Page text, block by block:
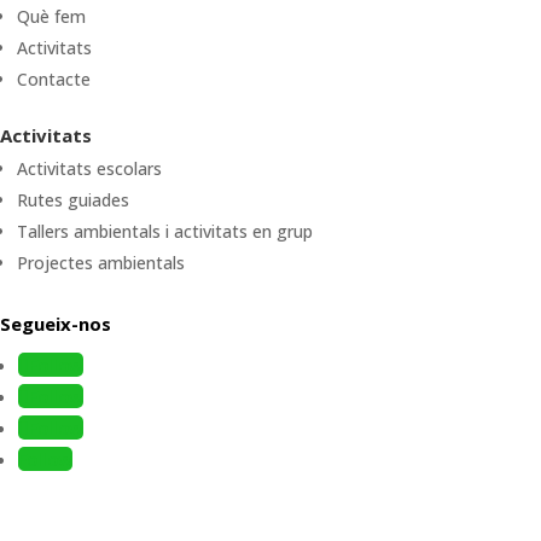
Què fem
Activitats
Contacte
Activitats
Activitats escolars
Rutes guiades
Tallers ambientals i activitats en grup
Projectes ambientals
Segueix-nos
Follow
Follow
Follow
Follow